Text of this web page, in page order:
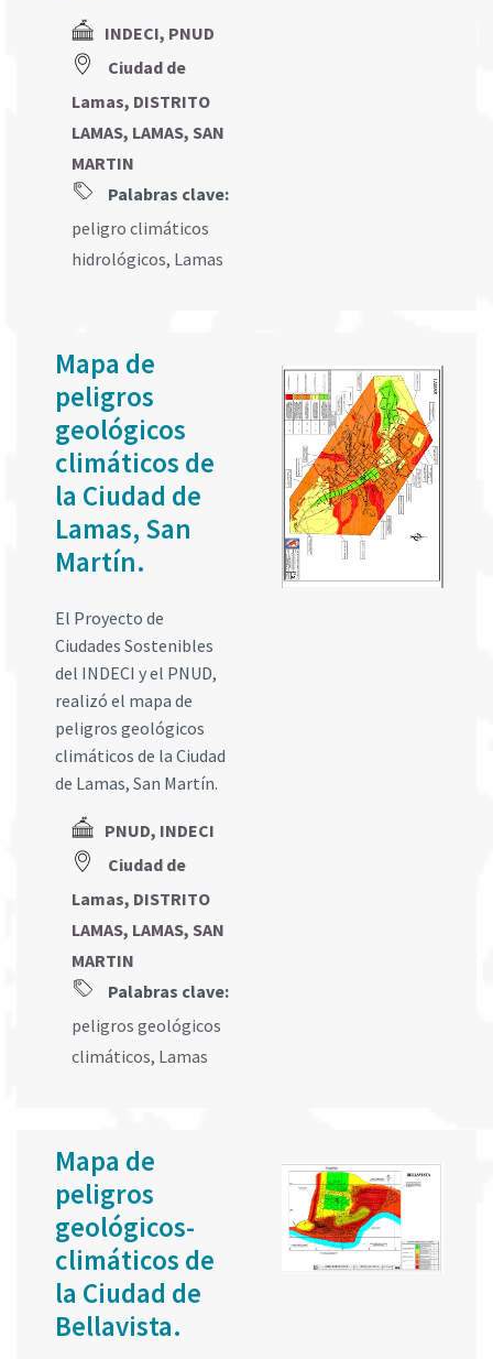
INDECI, PNUD
Ciudad de
Lamas, DISTRITO
LAMAS, LAMAS, SAN
MARTIN
Palabras clave:
peligro climáticos
hidrológicos, Lamas
Mapa de
peligros
geológicos
climáticos de
la Ciudad de
Lamas, San
Martín.
El Proyecto de
Ciudades Sostenibles
del INDECI y el PNUD,
realizó el mapa de
peligros geológicos
climáticos de la Ciudad
de Lamas, San Martín.
PNUD, INDECI
Ciudad de
Lamas, DISTRITO
LAMAS, LAMAS, SAN
MARTIN
Palabras clave:
peligros geológicos
climáticos, Lamas
Mapa de
peligros
geológicos-
climáticos de
la Ciudad de
Bellavista.